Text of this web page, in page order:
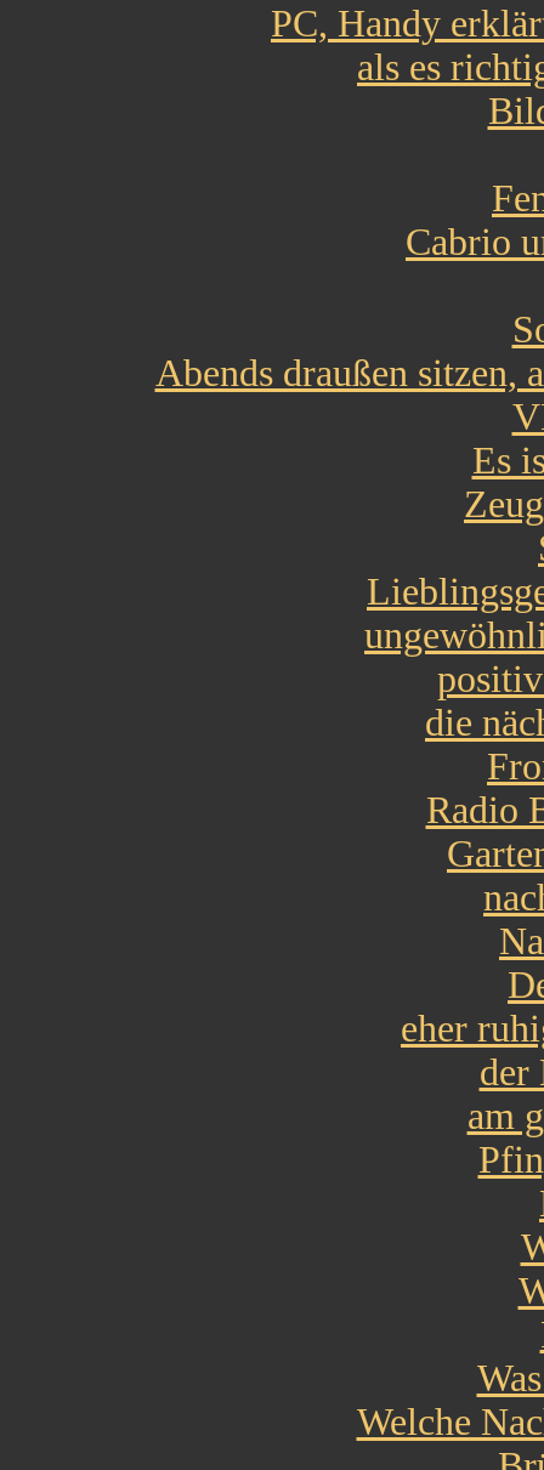
PC, Handy
als es
Cabrio
Abends draußen sitzen,
Es
die
Radio
eher
der
am
Welche